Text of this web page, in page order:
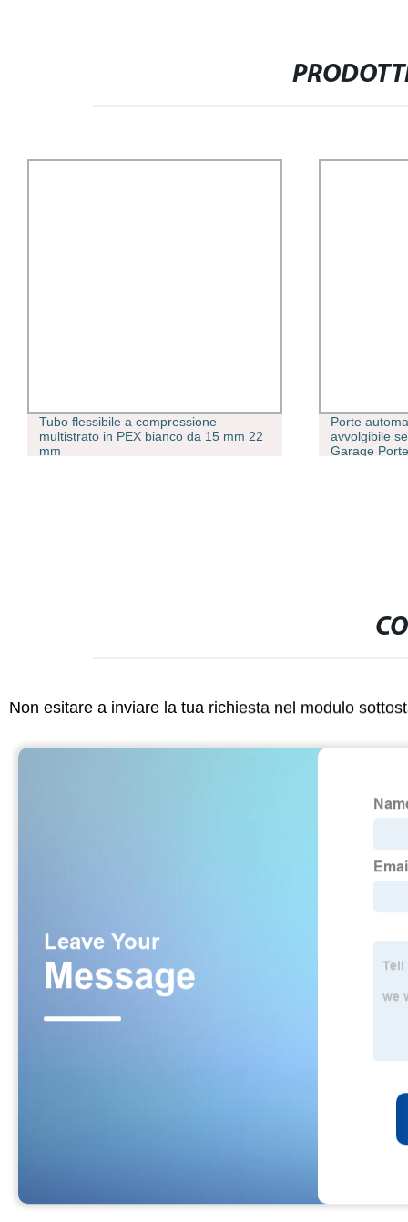
Tubo flessibile a compressione
multistrato in PEX bianco da 15 mm 22
mm
Porte
avvolgibile
Garage
Non esitare a inviare la tua richiesta nel modulo